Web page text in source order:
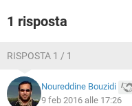
1 risposta
RISPOSTA 1 / 1
Noureddine Bouzidi
9 feb 2016 alle 17:26